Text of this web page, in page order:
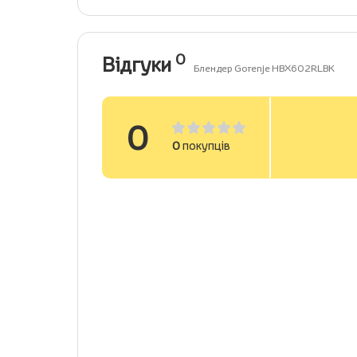
Відгуки 0 Блендер Gorenje HBX602RLBK
0 0покупців